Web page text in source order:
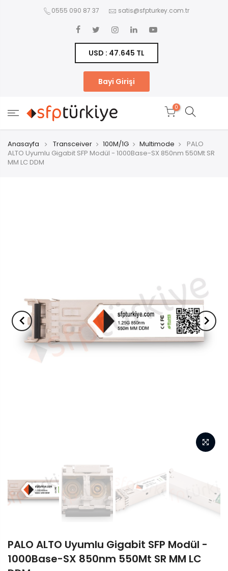
0555 090 87 37 satis@sfpturkey.com.tr
USD : 47.645 TL
Bayi Girişi
0
Anasayfa Transceiver 100M/1G Multimode
PALO
ALTO Uyumlu Gigabit SFP Modül - 1000Base-SX 850nm 550Mt SR
MM LC DDM
PALO ALTO Uyumlu Gigabit SFP Modül -
1000Base-SX 850nm 550Mt SR MM LC